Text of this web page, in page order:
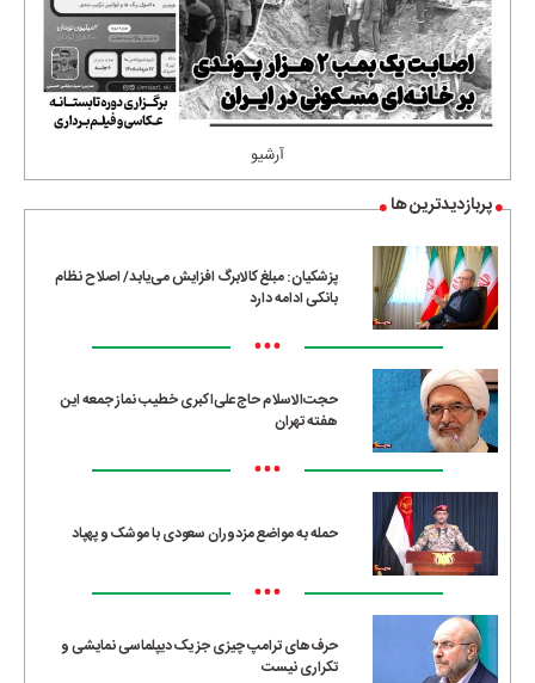
آرشیو
پربازدیدترین ها
پزشکیان: مبلغ کالابرگ افزایش می‌یابد/ اصلاح نظام
بانکی ادامه دارد
•••
حجت‌الاسلام حاج‌علی‌اکبری خطیب نماز جمعه این
هفته تهران
•••
حمله به مواضع مزدوران سعودی با موشک و پهپاد
•••
حرف‌های ترامپ چیزی جز یک دیپلماسی نمایشی و
تکراری نیست